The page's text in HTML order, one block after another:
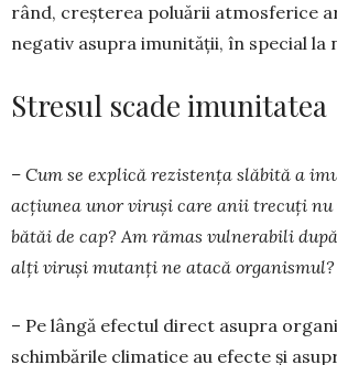
rând, creșterea poluării at­mo­sferice
negativ asupra imuni­tății, în special la
Stresul scade imunitatea
– Cum se explică rezistența slăbită a
acțiunea unor viruși care anii trecuți nu
bătăi de cap? Am rămas vulne­rabili
alți viruși mu­tanți ne atacă organismul?
– Pe lângă efectul direct asupra
schimbările climatice au efecte și